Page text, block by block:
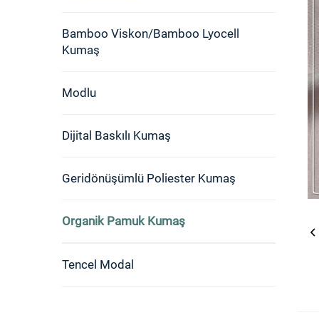
Bamboo Viskon/Bamboo Lyocell
Kumaş
Modlu
Dijital Baskılı Kumaş
Geridönüşümlü Poliester Kumaş
Organik Pamuk Kumaş
Tencel Modal